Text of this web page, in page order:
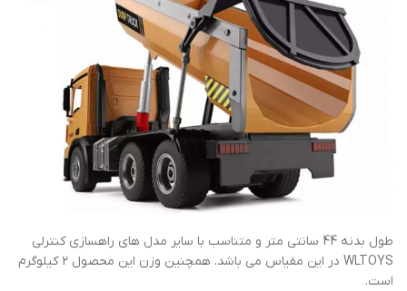
طول بدنه 44 سانتی متر و متناسب با سایر مدل های راهسازی کنترلی
WLTOYS در این مقیاس می باشد. همچنین وزن این محصول 2 کیلوگرم
است.